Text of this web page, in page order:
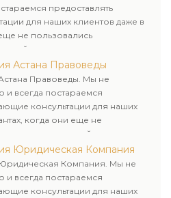
предоставлять
для наших клиентов даже в
не пользовались
компании.
Астана Правоведы
Правоведы. Мы не
всегда постараемся
консультации для наших
когда они еще не
услугами нашей компании.
Юридическая Компания
Компания. Мы не
всегда постараемся
консультации для наших